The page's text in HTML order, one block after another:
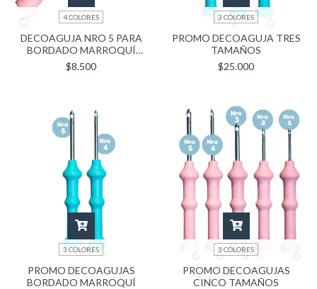
4 COLORES
DECOAGUJA NRO 5 PARA
BORDADO MARROQUÍ
(LARGA XL)
$8.500
3 COLORES
PROMO DECOAGUJA TRES
TAMAÑOS
$25.000
3 COLORES
PROMO DECOAGUJAS
BORDADO MARROQUÍ
3 COLORES
PROMO DECOAGUJAS
CINCO TAMAÑOS